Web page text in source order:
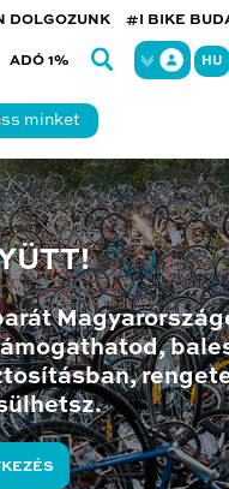
DOLGOZUNK #I BIKE
ADÓ 1% HU
minket